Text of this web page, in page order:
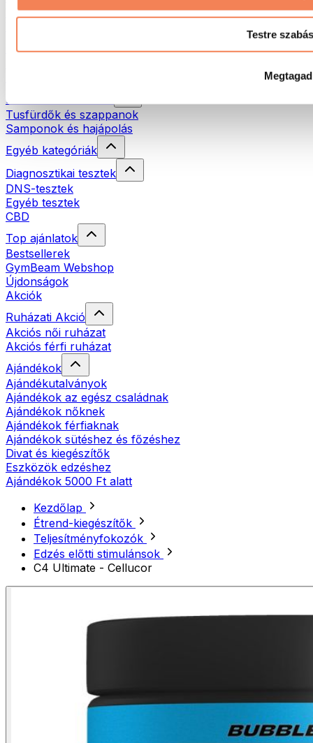
Testre szabás
Megtagad
Vörösfény-terápia
Öko háztartás
Natúrkozmetikumok
Tusfürdők és szappanok
Samponok és hajápolás
Egyéb kategóriák
Diagnosztikai tesztek
DNS-tesztek
Egyéb tesztek
CBD
Top ajánlatok
Bestsellerek
GymBeam Webshop
Újdonságok
Akciók
Ruházati Akció
Akciós női ruházat
Akciós férfi ruházat
Ajándékok
Ajándékutalványok
Ajándékok az egész családnak
Ajándékok nőknek
Ajándékok férfiaknak
Ajándékok sütéshez és főzéshez
Divat és kiegészítők
Eszközök edzéshez
Ajándékok 5000 Ft alatt
Kezdőlap
Étrend-kiegészítők
Teljesítményfokozók
Edzés előtti stimulánsok
C4 Ultimate - Cellucor